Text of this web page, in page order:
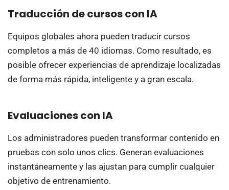
Traducción de cursos con IA
Equipos globales ahora pueden traducir cursos
completos a más de 40 idiomas. Como resultado, es
posible ofrecer experiencias de aprendizaje localizadas
de forma más rápida, inteligente y a gran escala.
Evaluaciones con IA
Los administradores pueden transformar contenido en
pruebas con solo unos clics. Generan evaluaciones
instantáneamente y las ajustan para cumplir cualquier
objetivo de entrenamiento.